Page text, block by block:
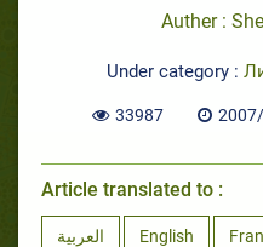
Auther :
Under category :
33987
Article translated to :
العربية English